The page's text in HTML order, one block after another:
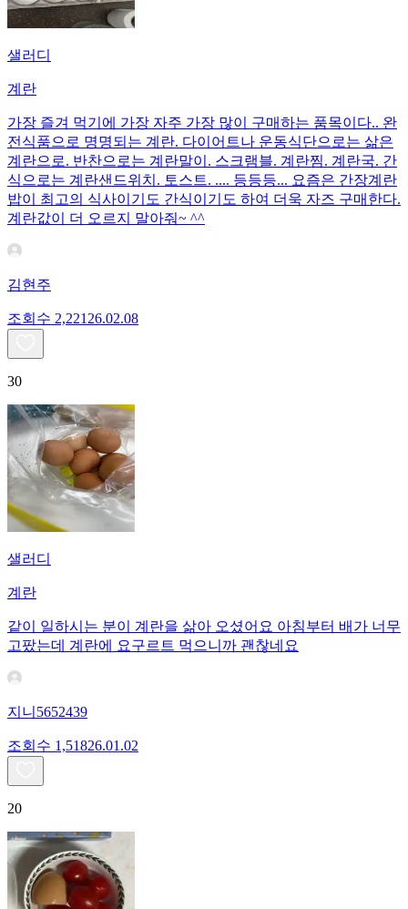
샐러디
계란
가장 즐겨 먹기에 가장 자주 가장 많이 구매하는 품목이다.. 완
전식품으로 명명되는 계란. 다이어트나 운동식단으로는 삶은
계란으로. 반찬으로는 계란말이. 스크램블. 계란찜. 계란국. 간
식으로는 계란샌드위치. 토스트. .... 등등등... 요즘은 간장계란
밥이 최고의 식사이기도 간식이기도 하여 더욱 자즈 구매한다.
계란값이 더 오르지 말아줘~ ^^
김현주
조회수 2,221 26.02.08
30
샐러디
계란
같이 일하시는 분이 계란을 삶아 오셨어요 아침부터 배가 너무
고팠는데 계란에 요구르트 먹으니까 괜찮네요
지니5652439
조회수 1,51826.01.02
20